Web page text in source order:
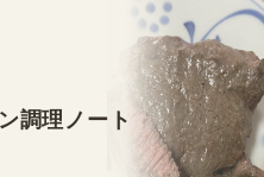
調理ノート